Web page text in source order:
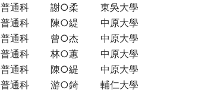
普通科
謝○柔 東吳大學
普通科
陳○緹 中原大學
普通科
曾○杰 中原大學
普通科
林○蕙 中原大學
普通科
陳○緹 中原大學
普通科
游○錡 輔仁大學